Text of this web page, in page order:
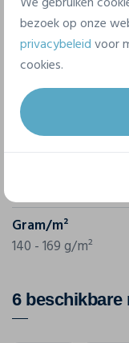
Eigenschappen
Merk
Fol
Gram/m²
140 - 169 g/m²
6 beschikbare
bezoek op onze
privacybeleidvoor
cookies.